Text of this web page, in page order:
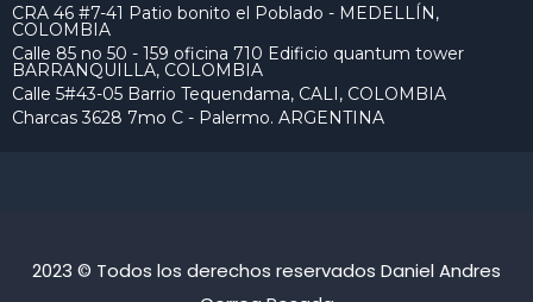
CRA 46 #7-41 Patio bonito el Poblado - MEDELLÍN,
COLOMBIA
Calle 85 no 50 - 159 oficina 710 Edificio quantum tower
BARRANQUILLA, COLOMBIA
Calle 5#43-05 Barrio Tequendama, CALI, COLOMBIA
Charcas 3628 7mo C - Palermo. ARGENTINA
2023 © Todos los derechos reservados Daniel Andres